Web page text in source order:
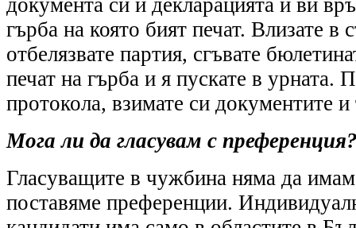
гърба на която бият печат. Влизате в
отбелязвате партия, сгъвате
печат на гърба и я пускате в урната.
протокола, взимате си документите и
Мога ли да гласувам с
Гласуващите в чужбина няма да
поставяме преференции.